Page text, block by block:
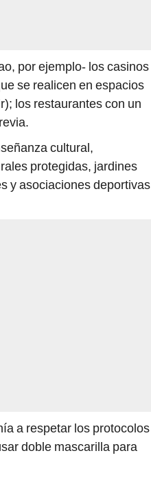
por ejemplo- los casinos
se realicen en espacios
los restaurantes con un
cultural,
protegidas, jardines
y asociaciones deportivas
a respetar los protocolos
doble mascarilla para